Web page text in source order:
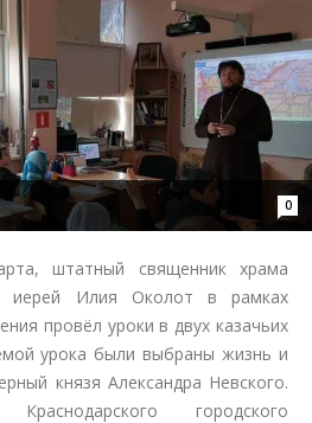
0
штатный священник храма
иерей Илия Околот в рамках
провёл уроки в двух казачьих
урока были выбраны жизнь и
князя Александра Невского.
городского